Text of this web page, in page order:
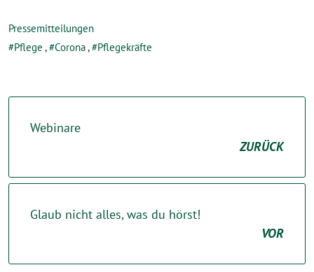
Pressemitteilungen
Pflege , Corona, Pflegekräfte
Webinare
ZURÜCK
Glaub nicht alles, was du hörst!
VOR